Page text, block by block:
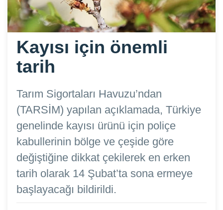
Kayısı için önemli
tarih
Tarım Sigortaları Havuzu’ndan
(TARSİM) yapılan açıklamada, Türkiye
genelinde kayısı ürünü için poliçe
kabullerinin bölge ve çeşide göre
değiştiğine dikkat çekilerek en erken
tarih olarak 14 Şubat’ta sona ermeye
başlayacağı bildirildi.